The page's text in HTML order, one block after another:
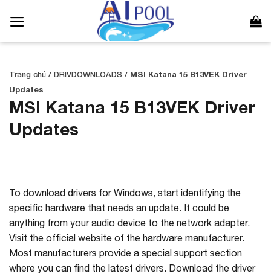
qua
Trang chủ / DRIVDOWNLOADS / MSI Katana 15 B13VEK Driver
Updates
MSI Katana 15 B13VEK Driver
Updates
To download drivers for Windows, start identifying the
specific hardware that needs an update. It could be
anything from your audio device to the network adapter.
Visit the official website of the hardware manufacturer.
Most manufacturers provide a special support section
where you can find the latest drivers. Download the driver